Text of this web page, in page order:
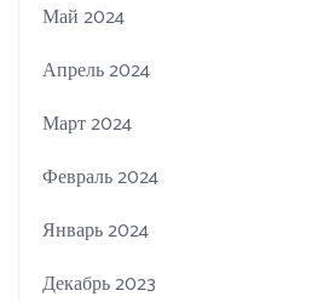
Май 2024
Апрель 2024
Март 2024
Февраль 2024
Январь 2024
Декабрь 2023